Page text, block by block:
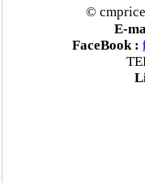
แรงงานต่างด้
ประเทศ เริ่ม
คพ. เผยผลตร
แม่น้ำรวก-แม่น้
©
E-
FaceBook :